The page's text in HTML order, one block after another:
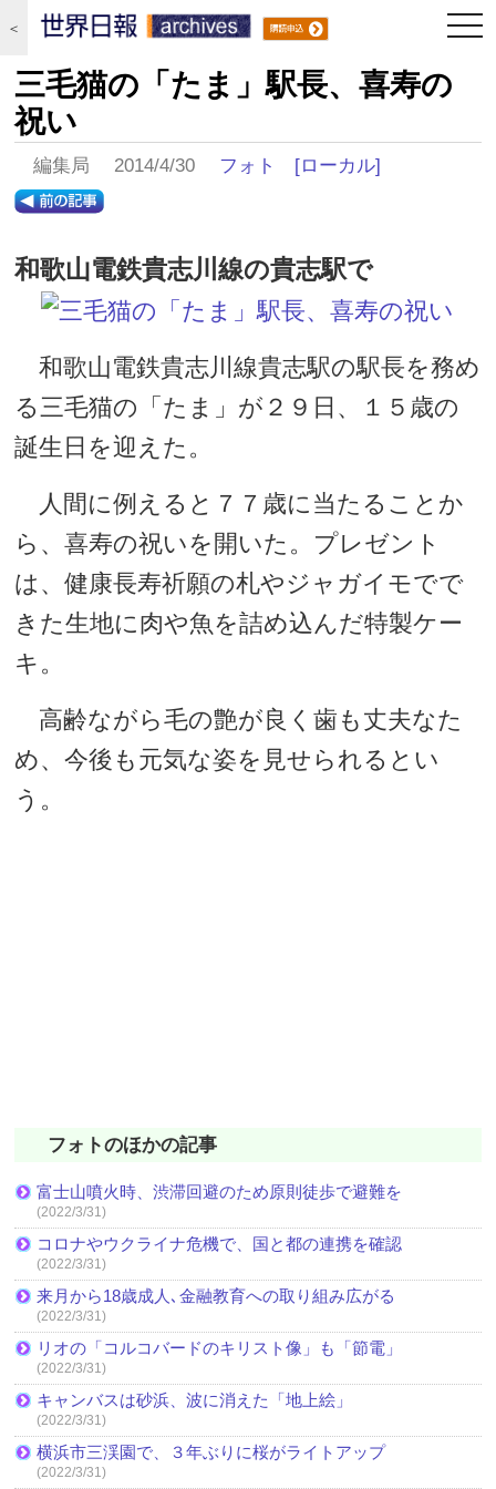
＜
三毛猫の「たま」駅長、喜寿の
祝い
編集局 2014/4/30 フォト [ローカル]
和歌山電鉄貴志川線の貴志駅で
和歌山電鉄貴志川線貴志駅の駅長を務め
る三毛猫の「たま」が２９日、１５歳の
誕生日を迎えた。
人間に例えると７７歳に当たることか
ら、喜寿の祝いを開いた。プレゼント
は、健康長寿祈願の札やジャガイモでで
きた生地に肉や魚を詰め込んだ特製ケー
キ。
高齢ながら毛の艶が良く歯も丈夫なた
め、今後も元気な姿を見せられるとい
う。
フォトのほかの記事
富士山噴火時、渋滞回避のため原則徒歩で避難を
(2022/3/31)
コロナやウクライナ危機で、国と都の連携を確認
(2022/3/31)
来月から18歳成人､金融教育への取り組み広がる
(2022/3/31)
リオの「コルコバードのキリスト像」も「節電」
(2022/3/31)
キャンバスは砂浜、波に消えた「地上絵」
(2022/3/31)
横浜市三渓園で、３年ぶりに桜がライトアップ
(2022/3/31)